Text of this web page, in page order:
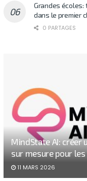
Grandes
dans le premier
0 PARTAGES
MindState AI: créer
sur mesure pour
11 MARS 2026